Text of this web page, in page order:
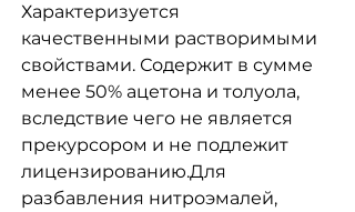
Характеризуется
качественными растворимыми
свойствами. Содержит в сумме
менее 50% ацетона и толуола,
вследствие чего не является
прекурсором и не подлежит
лицензированию.Для
разбавления нитроэмалей,